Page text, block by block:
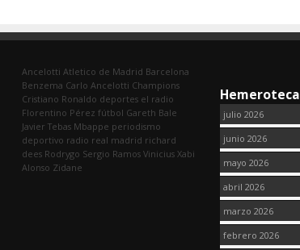
Ancelotti Atletico de Madrid Barcelona
Benzema Carlo Ancelotti Champions
Cristiano Ronaldo deportes el radio
Florentino Pérez fútbol Gareth Bale
Javier Tebas Mbappe periodismo
deportivo radio real madrid richard
dees Rodrygo Sergio Ramos Vinicius Xabi
Alonso Zidane
Hemeroteca
julio 2026
junio 2026
mayo 2026
abril 2026
marzo 2026
febrero 2026